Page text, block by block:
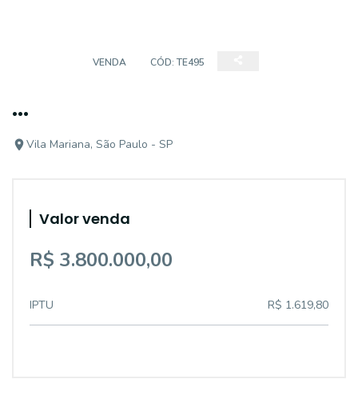
VENDA CÓD:TE495
...
Vila Mariana, São Paulo - SP
Valor venda
R$ 3.800.000,00
IPTU R$ 1.619,80